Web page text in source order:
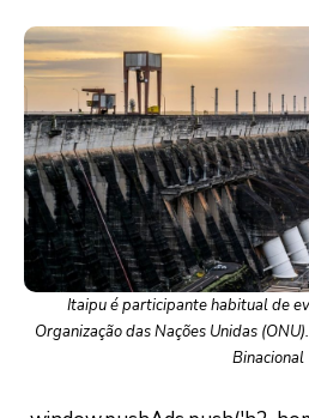
Itaipu é participante habitual de
Organização das Nações Unidas
Binacional